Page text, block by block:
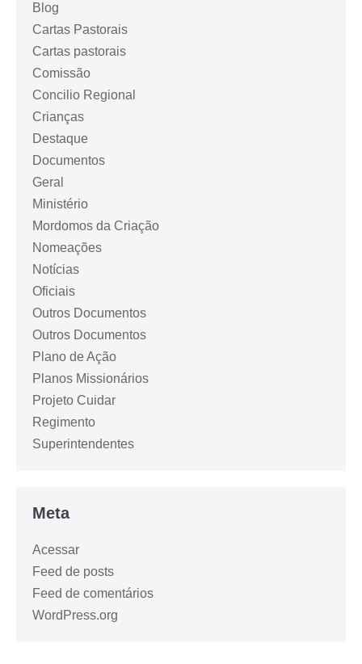
Blog
Cartas Pastorais
Cartas pastorais
Comissão
Concilio Regional
Crianças
Destaque
Documentos
Geral
Ministério
Mordomos da Criação
Nomeações
Notícias
Oficiais
Outros Documentos
Outros Documentos
Plano de Ação
Planos Missionários
Projeto Cuidar
Regimento
Superintendentes
Meta
Acessar
Feed de posts
Feed de comentários
WordPress.org